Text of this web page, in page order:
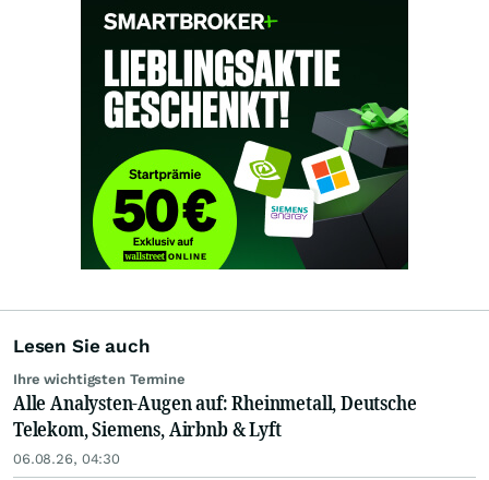
Lesen Sie auch
Ihre wichtigsten Termine
Alle Analysten-Augen auf: Rheinmetall, Deutsche
Telekom, Siemens, Airbnb & Lyft
06.08.26, 04:30